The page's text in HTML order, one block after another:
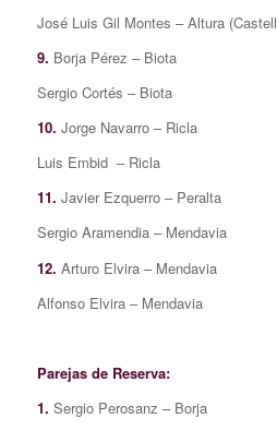
José Luis Gil Montes – Altura
9. Borja Pérez – Biota
Sergio Cortés – Biota
10. Jorge Navarro – Ricla
Luis Embid – Ricla
11. Javier Ezquerro – Peralta
Sergio Aramendia – Mendavia
12. Arturo Elvira – Mendavia
Alfonso Elvira – Mendavia
Parejas de Reserva:
1. Sergio Perosanz – Borja